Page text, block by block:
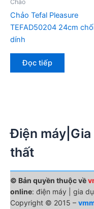
Chảo
Chảo Tefal Pleasure
TEFAD50204 24cm
dính
Đọc tiếp
Điện
thất
© Bản quyền thuộc về
online: điện máy | gia
Copyright © 2015 –